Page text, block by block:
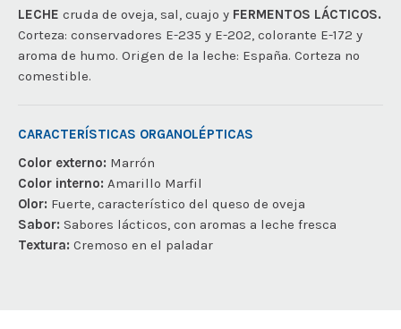
LECHE cruda de oveja, sal, cuajo y FERMENTOS LÁCTICOS.
Corteza: conservadores E-235 y E-202, colorante E-172 y
aroma de humo. Origen de la leche: España. Corteza no
comestible.
CARACTERÍSTICAS ORGANOLÉPTICAS
Color externo: Marrón
Color interno: Amarillo Marfil
Olor: Fuerte, característico del queso de oveja
Sabor: Sabores lácticos, con aromas a leche fresca
Textura: Cremoso en el paladar